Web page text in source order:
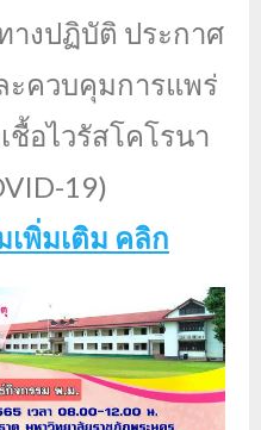
างปฏิบัติ ประกาศ
ะควบคุมการแพร่
ชื้อไวรัสโคโรนา
19)
พิ่มเติม คลิก